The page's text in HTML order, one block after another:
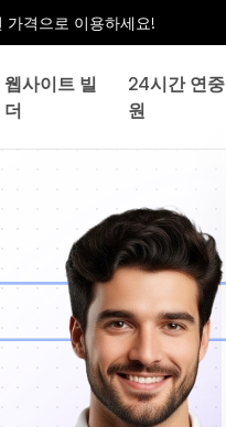
격으로 이용하세요!
웹사이트 빌
더
24시간 연
원